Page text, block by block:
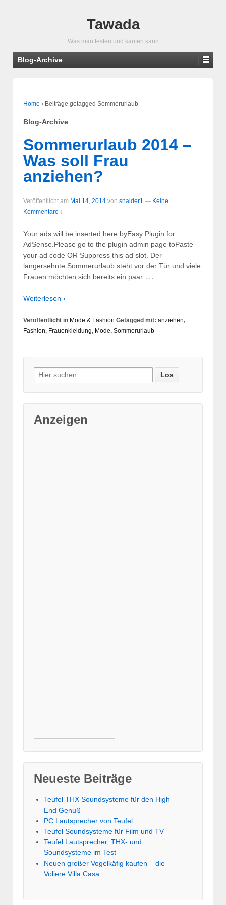
Tawada
Was man testen und kaufen kann
Blog-Archive
Home › Beiträge getagged Sommerurlaub
Blog-Archive
Sommerurlaub 2014 –
Was soll Frau
anziehen?
Veröffentlicht am Mai 14, 2014 von snaider1 — Keine
Kommentare ↓
Your ads will be inserted here byEasy Plugin for
AdSense.Please go to the plugin admin page toPaste
your ad code OR Suppress this ad slot. Der
langersehnte Sommerurlaub steht vor der Tür und viele
Frauen möchten sich bereits ein paar …
Weiterlesen ›
Veröffentlicht in Mode & Fashion Getagged mit: anziehen,
Fashion, Frauenkleidung, Mode, Sommerurlaub
Suche nach:
Anzeigen
Neueste Beiträge
Teufel THX Soundsysteme für den High
End Genuß
PC Lautsprecher von Teufel
Teufel Soundsysteme für Film und TV
Teufel Lautsprecher, THX- und
Soundsysteme im Test
Neuen großer Vogelkäfig kaufen – die
Voliere Villa Casa